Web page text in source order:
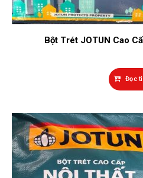
Bột Trét JOTUN Cao
Đọc